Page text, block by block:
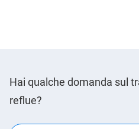
Hai qualche domanda sul
reflue?